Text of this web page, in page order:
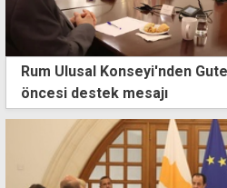
Rum Ulusal Konseyi'nden
öncesi destek mesajı